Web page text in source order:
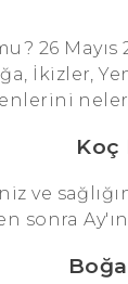
26 Mayıs
İkizler,
Koç
ve